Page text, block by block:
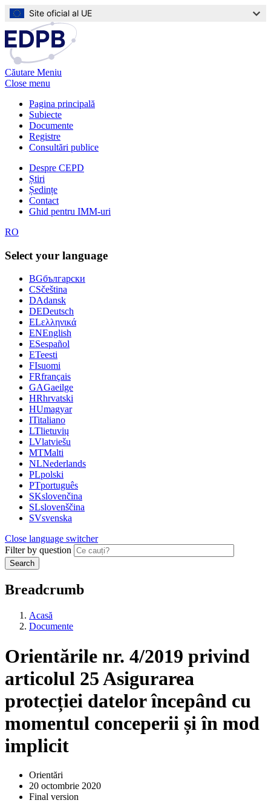
Sari
la
conținutul
principal
Site oficial al UE
Căutare Meniu
Close menu
Main
navigation
Pagina principală
Subiecte
Documente
Registre
Consultări publice
Top
navigation
Despre CEPD
Știri
Ședințe
Contact
Ghid pentru IMM-uri
RO
Select your language
BGбългарски
CSčeština
DAdansk
DEDeutsch
ELελληνικά
ENEnglish
ESespañol
ETeesti
FIsuomi
FRfrançais
GAGaeilge
HRhrvatski
HUmagyar
ITitaliano
LTlietuvių
LVlatviešu
MTMalti
NLNederlands
PLpolski
PTportuguês
SKslovenčina
SLslovenščina
SVsvenska
Close language switcher
Filter by question
Search
Breadcrumb
Acasă
Documente
Orientările nr. 4/2019 privind
articolul 25 Asigurarea
protecției datelor începând cu
momentul conceperii și în mod
implicit
Orientări
20 octombrie 2020
Final version